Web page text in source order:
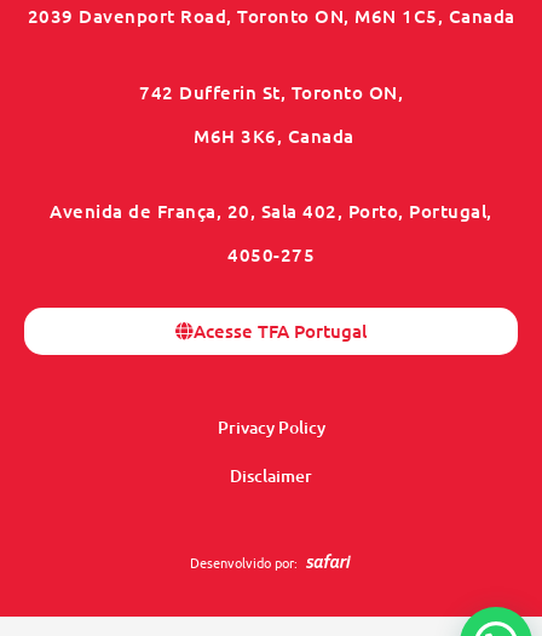
2039 Davenport Road, Toronto ON, M6N 1C5, Canada
742 Dufferin St, Toronto ON,
M6H 3K6, Canada
Avenida de França, 20, Sala 402, Porto, Portugal,
4050-275
Acesse TFA Portugal
Privacy Policy
Disclaimer
Desenvolvido por: